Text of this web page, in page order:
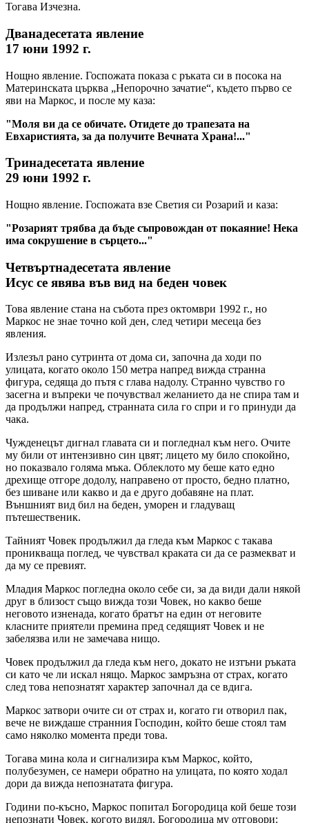
Тогава Изчезна.
Дванадесетата явление
17 юни 1992 г.
Нощно явление. Госпожата показа с ръката си в посока на
Материнската църква „Непорочно зачатие“, където първо се
яви на Маркос, и после му каза:
"Моля ви да се обичате. Отидете до трапезата на
Евхаристията, за да получите Вечната Храна!..."
Тринадесетата явление
29 юни 1992 г.
Нощно явление. Госпожата взе Светия си Розарий и каза:
"Розарият трябва да бъде съпровождан от покаяние! Нека
има сокрушение в сърцето..."
Четвъртнадесетата явление
Исус се явява във вид на беден човек
Това явление стана на събота през октомври 1992 г., но
Маркос не знае точно кой ден, след четири месеца без
явления.
Излезъл рано сутринта от дома си, започна да ходи по
улицата, когато около 150 метра напред вижда странна
фигура, седяща до пътя с глава надолу. Странно чувство го
засегна и въпреки че почувствал желанието да не спира там и
да продължи напред, странната сила го спри и го принуди да
чака.
Чужденецът дигнал главата си и погледнал към него. Очите
му били от интензивно син цвят; лицето му било спокойно,
но показвало голяма мъка. Облеклото му беше като едно
дрехище отгоре додолу, направено от просто, бедно платно,
без шиване или какво и да е друго добавяне на плат.
Външният вид бил на беден, уморен и гладуващ
пътешественик.
Тайният Човек продължил да гледа към Маркос с такава
проникваща поглед, че чувствал краката си да се размекват и
да му се превият.
Младия Маркос погледна около себе си, за да види дали някой
друг в близост също вижда този Човек, но какво беше
неговото изненада, когато братът на един от неговите
класните приятели премина пред седящият Човек и не
забелязва или не замечава нищо.
Човек продължил да гледа към него, докато не изтъни ръката
си като че ли искал нящо. Маркос замръзна от страх, когато
след това непознатят характер започнал да се вдига.
Маркос затвори очите си от страх и, когато ги отворил пак,
вече не виждаше странния Господин, който беше стоял там
само няколко момента преди това.
Тогава мина кола и сигнализира към Маркос, който,
полубезумен, се намери обратно на улицата, по която ходал
дори да вижда непознатата фигура.
Години по-късно, Маркос попитал Богородица кой беше този
непознати Човек, когото видял. Богородица му отговори: